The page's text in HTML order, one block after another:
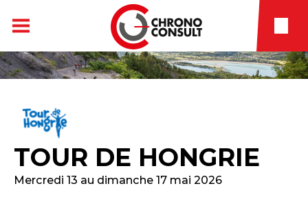
TOUR DE HONGRIE
Mercredi 13 au dimanche 17 mai 2026